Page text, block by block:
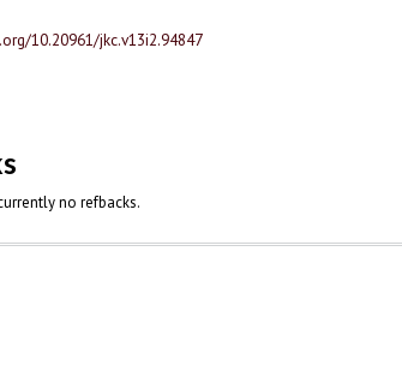
10.20961/jkc.v13i2.94847
no refbacks.